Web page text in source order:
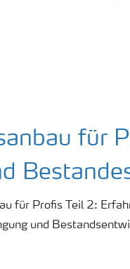
für
für Profis Teil 2:
und